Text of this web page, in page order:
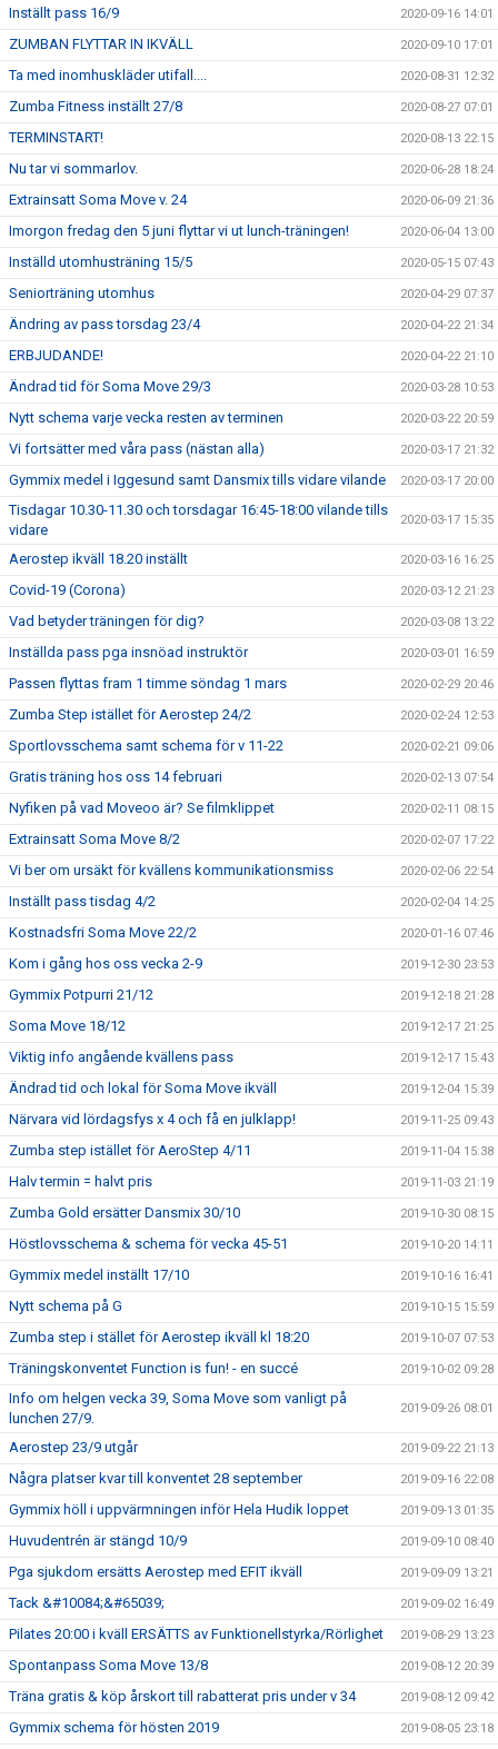
Inställt pass 16/9 2020-09-16 14:01
ZUMBAN FLYTTAR IN IKVÄLL 2020-09-10 17:01
Ta med inomhuskläder utifall.... 2020-08-31 12:32
Zumba Fitness inställt 27/8 2020-08-27 07:01
TERMINSTART! 2020-08-13 22:15
Nu tar vi sommarlov. 2020-06-28 18:24
Extrainsatt Soma Move v. 24 2020-06-09 21:36
Imorgon fredag den 5 juni flyttar vi ut lunch-träningen! 2020-06-04 13:00
Inställd utomhusträning 15/5 2020-05-15 07:43
Seniorträning utomhus 2020-04-29 07:37
Ändring av pass torsdag 23/4 2020-04-22 21:34
ERBJUDANDE! 2020-04-22 21:10
Ändrad tid för Soma Move 29/3 2020-03-28 10:53
Nytt schema varje vecka resten av terminen 2020-03-22 20:59
Vi fortsätter med våra pass (nästan alla) 2020-03-17 21:32
Gymmix medel i Iggesund samt Dansmix tills vidare vilande 2020-03-17 20:00
Tisdagar 10.30-11.30 och torsdagar 16:45-18:00 vilande tills
vidare
2020-03-17 15:35
Aerostep ikväll 18.20 inställt 2020-03-16 16:25
Covid-19 (Corona) 2020-03-12 21:23
Vad betyder träningen för dig? 2020-03-08 13:22
Inställda pass pga insnöad instruktör 2020-03-01 16:59
Passen flyttas fram 1 timme söndag 1 mars 2020-02-29 20:46
Zumba Step istället för Aerostep 24/2 2020-02-24 12:53
Sportlovsschema samt schema för v 11-22 2020-02-21 09:06
Gratis träning hos oss 14 februari 2020-02-13 07:54
Nyfiken på vad Moveoo är? Se filmklippet 2020-02-11 08:15
Extrainsatt Soma Move 8/2 2020-02-07 17:22
Vi ber om ursäkt för kvällens kommunikationsmiss 2020-02-06 22:54
Inställt pass tisdag 4/2 2020-02-04 14:25
Kostnadsfri Soma Move 22/2 2020-01-16 07:46
Kom i gång hos oss vecka 2-9 2019-12-30 23:53
Gymmix Potpurri 21/12 2019-12-18 21:28
Soma Move 18/12 2019-12-17 21:25
Viktig info angående kvällens pass 2019-12-17 15:43
Ändrad tid och lokal för Soma Move ikväll 2019-12-04 15:39
Närvara vid lördagsfys x 4 och få en julklapp! 2019-11-25 09:43
Zumba step istället för AeroStep 4/11 2019-11-04 15:38
Halv termin = halvt pris 2019-11-03 21:19
Zumba Gold ersätter Dansmix 30/10 2019-10-30 08:15
Höstlovsschema & schema för vecka 45-51 2019-10-20 14:11
Gymmix medel inställt 17/10 2019-10-16 16:41
Nytt schema på G 2019-10-15 15:59
Zumba step i stället för Aerostep ikväll kl 18:20 2019-10-07 07:53
Träningskonventet Function is fun! - en succé 2019-10-02 09:28
Info om helgen vecka 39, Soma Move som vanligt på
lunchen 27/9.
2019-09-26 08:01
Aerostep 23/9 utgår 2019-09-22 21:13
Några platser kvar till konventet 28 september 2019-09-16 22:08
Gymmix höll i uppvärmningen inför Hela Hudik loppet 2019-09-13 01:35
Huvudentrén är stängd 10/9 2019-09-10 08:40
Pga sjukdom ersätts Aerostep med EFIT ikväll 2019-09-09 13:21
Tack &#10084;&#65039; 2019-09-02 16:49
Pilates 20:00 i kväll ERSÄTTS av Funktionellstyrka/Rörlighet 2019-08-29 13:23
Spontanpass Soma Move 13/8 2019-08-12 20:39
Träna gratis & köp årskort till rabatterat pris under v 34 2019-08-12 09:42
Gymmix schema för hösten 2019 2019-08-05 23:18